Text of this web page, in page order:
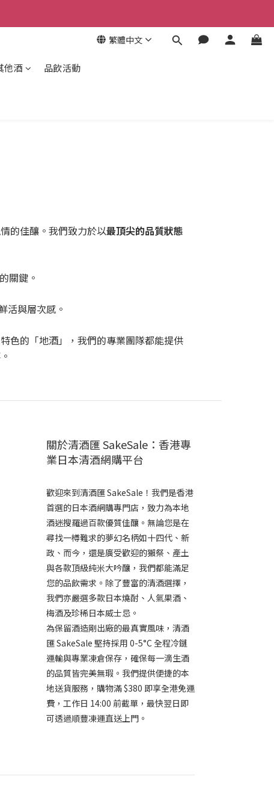
繁體中文
他酒
品飲活動
的佳釀。我們致力於以最頂尖的品質狀態
關鍵。
活與層次感。
色的「地酒」，我們的專業團隊都能提供
關於清酒匯 SakeSale：香港專
業日本清酒網購平台
歡迎來到清酒匯 SakeSale！我們是香港
首選的日本酒網購專門店，致力為本地
酒迷搜羅過百款優質佳釀。無論您是在
尋找一樽難求的夢幻名柄如十四代、新
政、而今，還是廣受歡迎的獺祭、產土
與各款頂級純米大吟釀，我們都能滿足
您的品飲需求。除了豐富的清酒選擇，
我們亦嚴選多款日本燒酎、人氣果酒、
梅酒及珍稀日本威士忌。
為保留酒造剛出廠的最真實風味，清酒
匯 SakeSale 堅持採用 0-5°C 全程冷鏈
運輸與專業凍倉保存，確保每一滴生酒
的品質皆完美無瑕。我們提供便捷的本
地送貨服務，購物滿 $380 即享全港免運
費，工作日 14:00 前截單，最快翌日即
可透過順豐凍運直送上門。